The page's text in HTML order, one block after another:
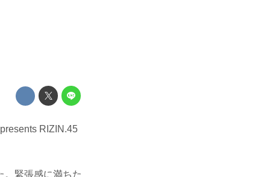
RIZIN.45
。緊張感に満ちた